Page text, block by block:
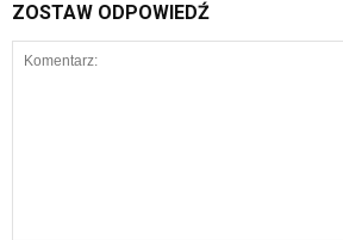
ZOSTAW ODPOWIEDŹ